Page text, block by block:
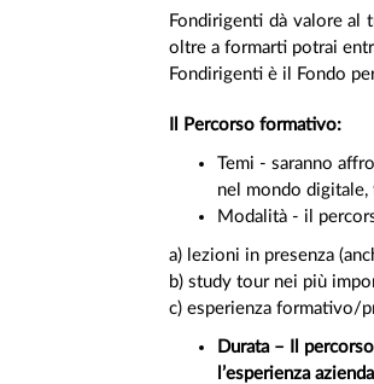
Fondirigenti dà valore al
oltre a formarti potrai
Fondirigenti è il Fondo
Il Percorso formativo:
Temi - saranno
nel mondo digitale,
Modalità - il
a) lezioni in presenza
b) study tour nei più
c) esperienza formativo/
Durata – Il
l’esperienza